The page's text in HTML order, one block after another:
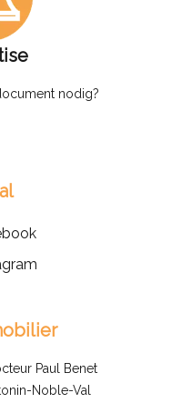
nodig?
Paul Benet
Noble-Val